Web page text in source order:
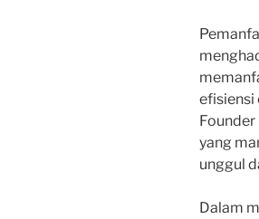
efisiensi
Founder
yang
unggul
Dalam